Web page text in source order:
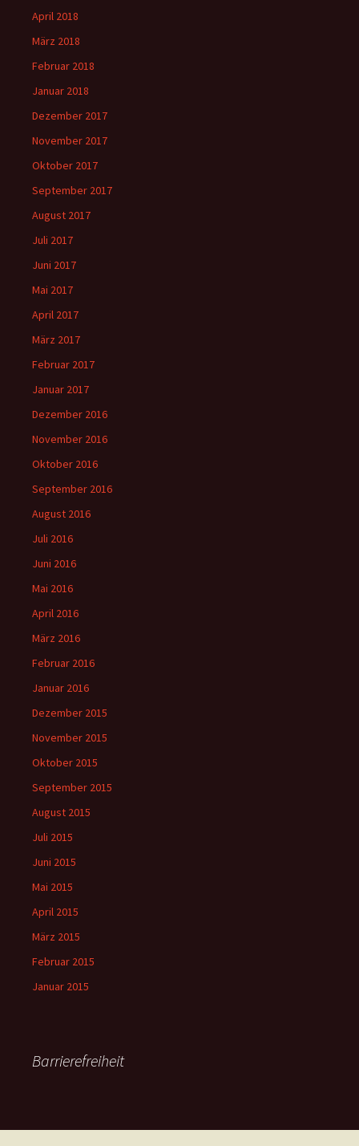
April 2018
März 2018
Februar 2018
Januar 2018
Dezember 2017
November 2017
Oktober 2017
September 2017
August 2017
Juli 2017
Juni 2017
Mai 2017
April 2017
März 2017
Februar 2017
Januar 2017
Dezember 2016
November 2016
Oktober 2016
September 2016
August 2016
Juli 2016
Juni 2016
Mai 2016
April 2016
März 2016
Februar 2016
Januar 2016
Dezember 2015
November 2015
Oktober 2015
September 2015
August 2015
Juli 2015
Juni 2015
Mai 2015
April 2015
März 2015
Februar 2015
Januar 2015
Barrierefreiheit